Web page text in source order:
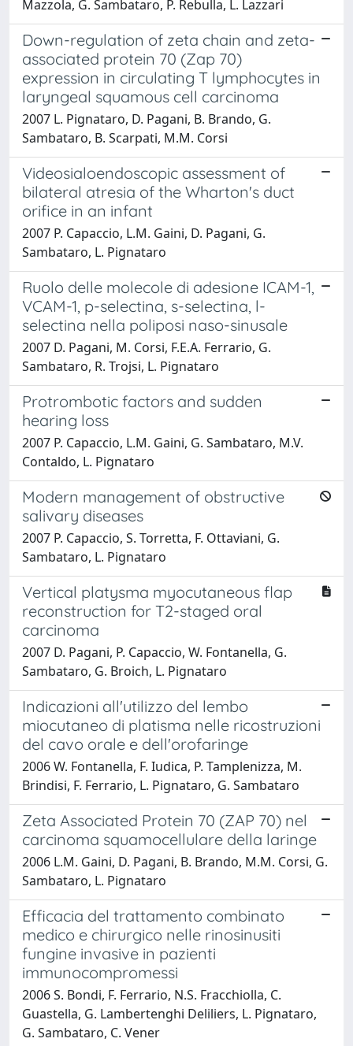
Mazzola, G. Sambataro, P. Rebulla, L. Lazzari
Down-regulation of zeta chain and zeta-
associated protein 70 (Zap 70)
expression in circulating T lymphocytes in
laryngeal squamous cell carcinoma
2007 L. Pignataro, D. Pagani, B. Brando, G.
Sambataro, B. Scarpati, M.M. Corsi
Videosialoendoscopic assessment of
bilateral atresia of the Wharton's duct
orifice in an infant
2007 P. Capaccio, L.M. Gaini, D. Pagani, G.
Sambataro, L. Pignataro
Ruolo delle molecole di adesione ICAM-1,
VCAM-1, p-selectina, s-selectina, l-
selectina nella poliposi naso-sinusale
2007 D. Pagani, M. Corsi, F.E.A. Ferrario, G.
Sambataro, R. Trojsi, L. Pignataro
Protrombotic factors and sudden
hearing loss
2007 P. Capaccio, L.M. Gaini, G. Sambataro, M.V.
Contaldo, L. Pignataro
Modern management of obstructive
salivary diseases
2007 P. Capaccio, S. Torretta, F. Ottaviani, G.
Sambataro, L. Pignataro
Vertical platysma myocutaneous flap
reconstruction for T2-staged oral
carcinoma
2007 D. Pagani, P. Capaccio, W. Fontanella, G.
Sambataro, G. Broich, L. Pignataro
Indicazioni all'utilizzo del lembo
miocutaneo di platisma nelle ricostruzioni
del cavo orale e dell'orofaringe
2006 W. Fontanella, F. Iudica, P. Tamplenizza, M.
Brindisi, F. Ferrario, L. Pignataro, G. Sambataro
Zeta Associated Protein 70 (ZAP 70) nel
carcinoma squamocellulare della laringe
2006 L.M. Gaini, D. Pagani, B. Brando, M.M. Corsi, G.
Sambataro, L. Pignataro
Efficacia del trattamento combinato
medico e chirurgico nelle rinosinusiti
fungine invasive in pazienti
immunocompromessi
2006 S. Bondi, F. Ferrario, N.S. Fracchiolla, C.
Guastella, G. Lambertenghi Deliliers, L. Pignataro,
G. Sambataro, C. Vener